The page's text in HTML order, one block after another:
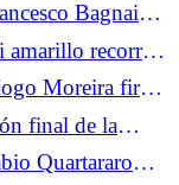
Bagnaia
“Tuverecorrerá
Moreira firma
correcta
final de la
Isack Hadjar
Quartararo